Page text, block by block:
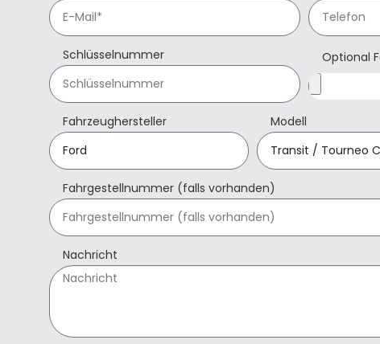
Schlüsselnummer Optional
Fahrzeughersteller Modell
Fahrgestellnummer (falls vorhanden)
Nachricht